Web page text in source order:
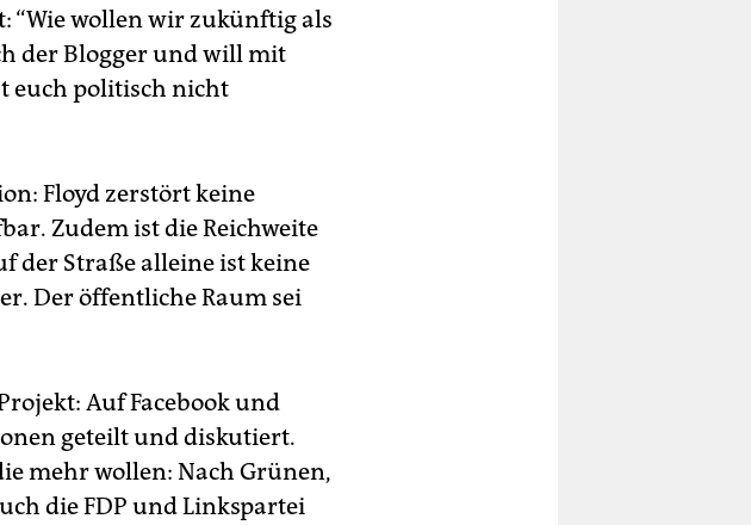
“Wie wollen wir zukünftig als
der Blogger und will mit
euch politisch nicht
Floyd zerstört keine
Zudem ist die Reichweite
der Straße alleine ist keine
Der öffentliche Raum sei
Auf Facebook und
geteilt und diskutiert.
mehr wollen: Nach Grünen,
die FDP und Linkspartei